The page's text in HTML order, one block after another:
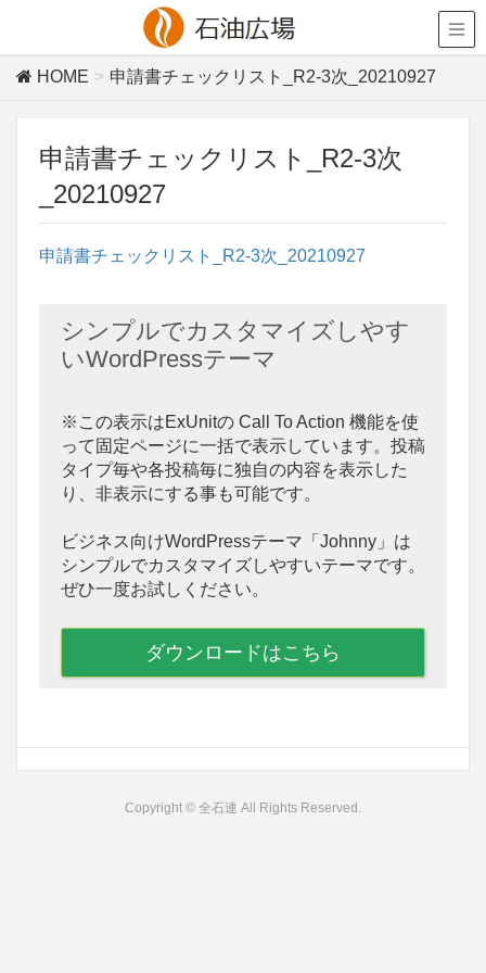
HOME 申請書チェックリスト_R2-3次_20210927
申請書チェックリスト_R2-3次
_20210927
申請書チェックリスト_R2-3次_20210927
シンプルでカスタマイズしやす
いWordPressテーマ
※この表示はExUnitの Call To Action 機能を使
って固定ページに一括で表示しています。投稿
タイプ毎や各投稿毎に独自の内容を表示した
り、非表示にする事も可能です。
ビジネス向けWordPressテーマ「Johnny」は
シンプルでカスタマイズしやすいテーマです。
ぜひ一度お試しください。
ダウンロードはこちら
Copyright © 全石連 All Rights Reserved.